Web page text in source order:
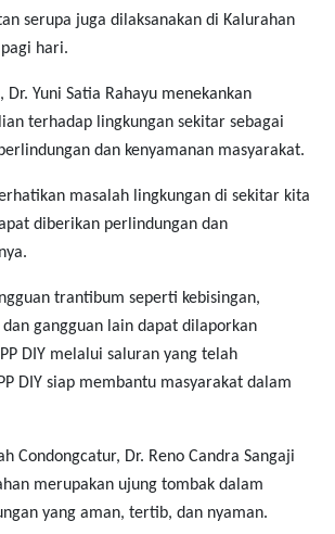
serupa juga dilaksanakan di Kalurahan
hari.
Yuni Satia Rahayu menekankan
terhadap lingkungan sekitar sebagai
dan kenyamanan masyarakat.
masalah lingkungan di sekitar kita
diberikan perlindungan dan
trantibum seperti kebisingan,
gangguan lain dapat dilaporkan
DIY melalui saluran yang telah
DIY siap membantu masyarakat dalam
Condongcatur, Dr. Reno Candra Sangaji
merupakan ujung tombak dalam
yang aman, tertib, dan nyaman.